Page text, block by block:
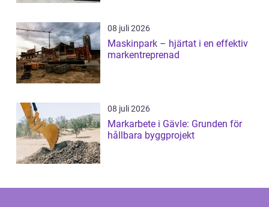
08 juli 2026
Maskinpark – hjärtat i en effektiv
markentreprenad
08 juli 2026
Markarbete i Gävle: Grunden för
hållbara byggprojekt